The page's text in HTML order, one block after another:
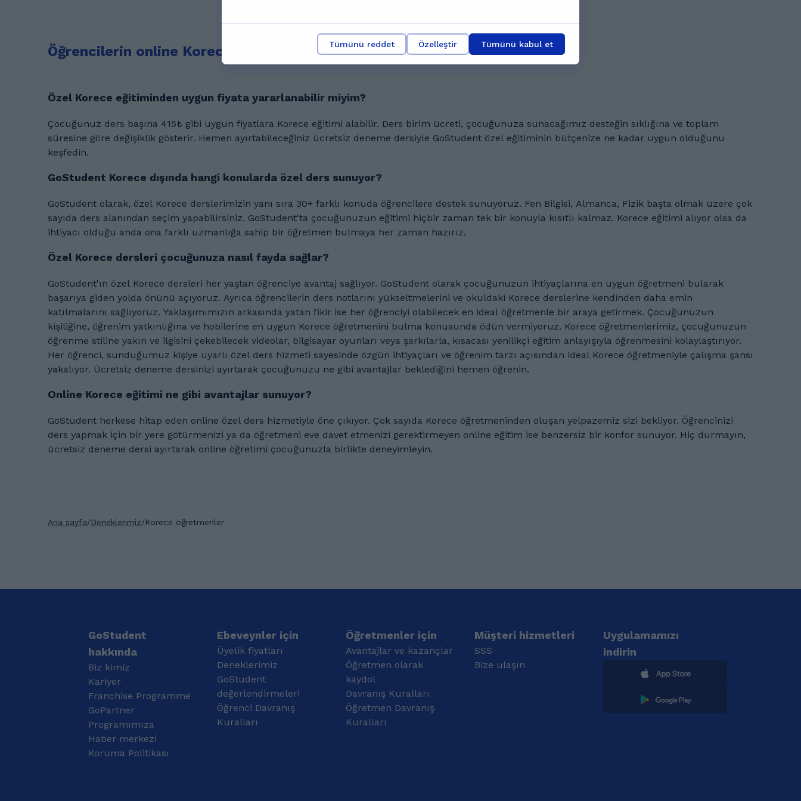
Öğrencilerin online Korece dersleri hakkındaki sorularını yanıtlıyoruz
Özel Korece eğitiminden uygun fiyata yararlanabilir miyim?
Çocuğunuz ders başına 415₺ gibi uygun fiyatlara Korece eğitimi alabilir. Ders birim ücreti, çocuğunuza sunacağımız desteğin sıklığına ve toplam
süresine göre değişiklik gösterir. Hemen ayırtabileceğiniz ücretsiz deneme dersiyle GoStudent özel eğitiminin bütçenize ne kadar uygun olduğunu
keşfedin.
GoStudent Korece dışında hangi konularda özel ders sunuyor?
GoStudent olarak, özel Korece derslerimizin yanı sıra 30+ farklı konuda öğrencilere destek sunuyoruz. Fen Bilgisi, Almanca, Fizik başta olmak üzere çok
sayıda ders alanından seçim yapabilirsiniz. GoStudent'ta çocuğunuzun eğitimi hiçbir zaman tek bir konuyla kısıtlı kalmaz. Korece eğitimi alıyor olsa da
ihtiyacı olduğu anda ona farklı uzmanlığa sahip bir öğretmen bulmaya her zaman hazırız.
Özel Korece dersleri çocuğunuza nasıl fayda sağlar?
GoStudent'ın özel Korece dersleri her yaştan öğrenciye avantaj sağlıyor. GoStudent olarak çocuğunuzun ihtiyaçlarına en uygun öğretmeni bularak
başarıya giden yolda önünü açıyoruz. Ayrıca öğrencilerin ders notlarını yükseltmelerini ve okuldaki Korece derslerine kendinden daha emin
katılmalarını sağlıyoruz. Yaklaşımımızın arkasında yatan fikir ise her öğrenciyi olabilecek en ideal öğretmenle bir araya getirmek. Çocuğunuzun
kişiliğine, öğrenim yatkınlığına ve hobilerine en uygun Korece öğretmenini bulma konusunda ödün vermiyoruz. Korece öğretmenlerimiz, çocuğunuzun
öğrenme stiline yakın ve ilgisini çekebilecek videolar, bilgisayar oyunları veya şarkılarla, kısacası yenilikçi eğitim anlayışıyla öğrenmesini kolaylaştırıyor.
Her öğrenci, sunduğumuz kişiye uyarlı özel ders hizmeti sayesinde özgün ihtiyaçları ve öğrenim tarzı açısından ideal Korece öğretmeniyle çalışma şansı
yakalıyor. Ücretsiz deneme dersinizi ayırtarak çocuğunuzu ne gibi avantajlar beklediğini hemen öğrenin.
Online Korece eğitimi ne gibi avantajlar sunuyor?
GoStudent herkese hitap eden online özel ders hizmetiyle öne çıkıyor. Çok sayıda Korece öğretmeninden oluşan yelpazemiz sizi bekliyor. Öğrencinizi
ders yapmak için bir yere götürmenizi ya da öğretmeni eve davet etmenizi gerektirmeyen online eğitim ise benzersiz bir konfor sunuyor. Hiç durmayın,
ücretsiz deneme dersi ayırtarak online öğretimi çocuğunuzla birlikte deneyimleyin.
Ana sayfa/Deneklerimiz/Korece öğretmenler
GoStudent
hakkında
Biz kimiz
Kariyer
Franchise Programme
GoPartner
Programımıza
Haber merkezi
Koruma Politikası
Ebeveynler için
Üyelik fiyatları
Deneklerimiz
GoStudent
değerlendirmeleri
Öğrenci Davranış
Kuralları
Öğretmenler için
Avantajlar ve kazançlar
Öğretmen olarak
kaydol
Davranış Kuralları
Öğretmen Davranış
Kuralları
Müşteri hizmetleri
SSS
Bize ulaşın
Uygulamamızı
indirin
Tümünü reddet Özelleştir Tümünü kabul et